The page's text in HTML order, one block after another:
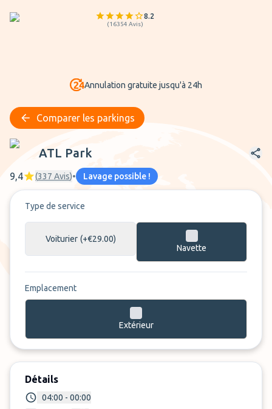
8.2
(16354 Avis)
Annulation gratuite jusqu'à 24h
Comparer les parkings
ATL Park
ATL Park
9,4 (337 Avis)• Lavage possible !
Type de service
Voiturier (+€29.00)
Navette
Emplacement
Extérieur
Détails
04:00 - 00:00